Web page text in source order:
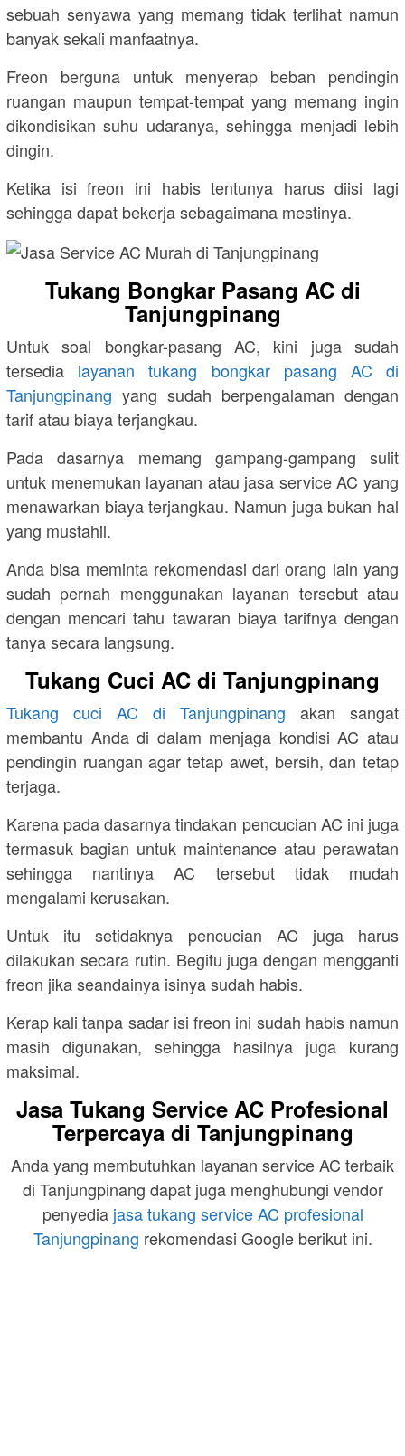
sebuah senyawa yang memang tidak terlihat namun
banyak sekali manfaatnya.
Freon berguna untuk menyerap beban pendingin
ruangan maupun tempat-tempat yang memang ingin
dikondisikan suhu udaranya, sehingga menjadi lebih
dingin.
Ketika isi freon ini habis tentunya harus diisi lagi
sehingga dapat bekerja sebagaimana mestinya.
Tukang Bongkar Pasang AC di
Tanjungpinang
Untuk soal bongkar-pasang AC, kini juga sudah
tersedia layanan tukang bongkar pasang AC di
Tanjungpinang yang sudah berpengalaman dengan
tarif atau biaya terjangkau.
Pada dasarnya memang gampang-gampang sulit
untuk menemukan layanan atau jasa service AC yang
menawarkan biaya terjangkau. Namun juga bukan hal
yang mustahil.
Anda bisa meminta rekomendasi dari orang lain yang
sudah pernah menggunakan layanan tersebut atau
dengan mencari tahu tawaran biaya tarifnya dengan
tanya secara langsung.
Tukang Cuci AC di Tanjungpinang
Tukang cuci AC di Tanjungpinang akan sangat
membantu Anda di dalam menjaga kondisi AC atau
pendingin ruangan agar tetap awet, bersih, dan tetap
terjaga.
Karena pada dasarnya tindakan pencucian AC ini juga
termasuk bagian untuk maintenance atau perawatan
sehingga nantinya AC tersebut tidak mudah
mengalami kerusakan.
Untuk itu setidaknya pencucian AC juga harus
dilakukan secara rutin. Begitu juga dengan mengganti
freon jika seandainya isinya sudah habis.
Kerap kali tanpa sadar isi freon ini sudah habis namun
masih digunakan, sehingga hasilnya juga kurang
maksimal.
Jasa Tukang Service AC Profesional
Terpercaya di Tanjungpinang
Anda yang membutuhkan layanan service AC terbaik
di Tanjungpinang dapat juga menghubungi vendor
penyedia jasa tukang service AC profesional
Tanjungpinang rekomendasi Google berikut ini.